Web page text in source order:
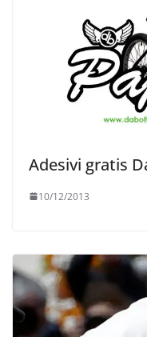
Adesivi gratis
10/12/2013